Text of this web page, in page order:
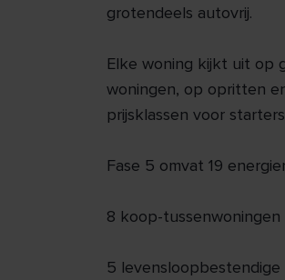
grotendeels autovrij.
Elke woning kijkt uit op
woningen, op opritten
prijsklassen voor
Fase 5 omvat 19
8 koop-tussenwoningen
5 levensloopbestendige